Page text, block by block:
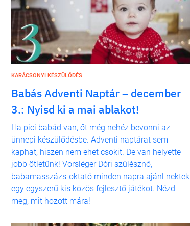
KARÁCSONYI KÉSZÜLŐDÉS
Babás Adventi Naptár – december
3.: Nyisd ki a mai ablakot!
Ha pici babád van, őt még nehéz bevonni az
ünnepi készülődésbe. Adventi naptárat sem
kaphat, hiszen nem ehet csokit. De van helyette
jobb ötletünk! Vorsléger Dóri szülésznő,
babamasszázs-oktató minden napra ajánl nektek
egy egyszerű kis közös fejlesztő játékot. Nézd
meg, mit hozott mára!